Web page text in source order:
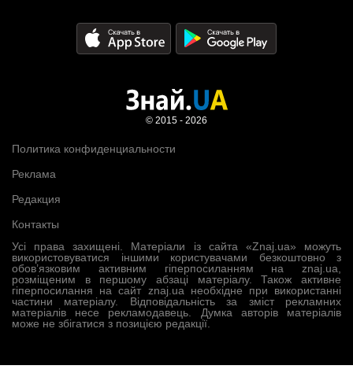
Усі права захищені. Матеріали із сайта «Znaj.ua» можуть
використовуватися іншими користувачами безкоштовно з
обов’язковим активним гіперпосиланням на znaj.ua,
розміщеним в першому абзаці матеріалу. Також активне
гіперпосилання на сайт znaj.ua необхідне при використанні
частини матеріалу. Відповідальність за зміст рекламних
матеріалів несе рекламодавець. Думка авторів матеріалів
може не збігатися з позицією редакції.
Политика конфиденциальности
Реклама
Редакция
Контакты
© 2015 - 2026